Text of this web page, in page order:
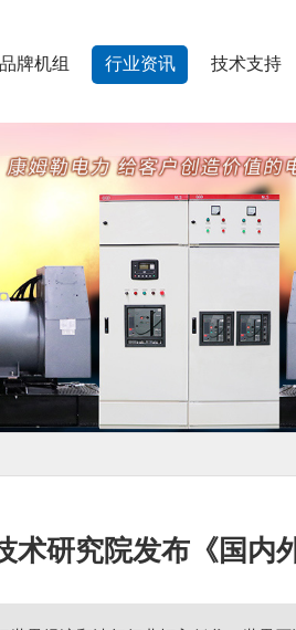
品牌机组 行业资讯 技术支持
术研究院发布《国内